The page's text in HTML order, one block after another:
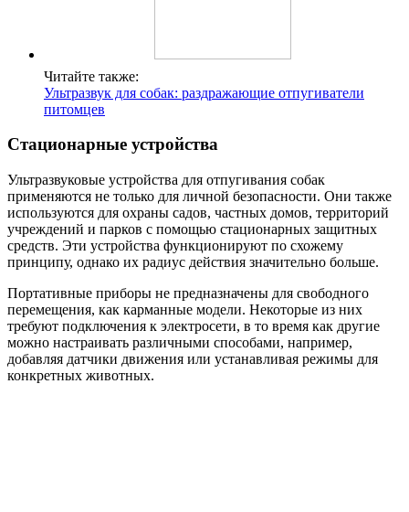
Читайте также:
Ультразвук для собак: раздражающие отпугиватели
питомцев
Стационарные устройства
Ультразвуковые устройства для отпугивания собак
применяются не только для личной безопасности. Они также
используются для охраны садов, частных домов, территорий
учреждений и парков с помощью стационарных защитных
средств. Эти устройства функционируют по схожему
принципу, однако их радиус действия значительно больше.
Портативные приборы не предназначены для свободного
перемещения, как карманные модели. Некоторые из них
требуют подключения к электросети, в то время как другие
можно настраивать различными способами, например,
добавляя датчики движения или устанавливая режимы для
конкретных животных.